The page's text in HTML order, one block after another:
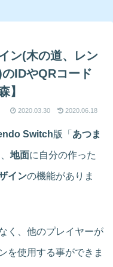
ン(木の道、レン
IDやQRコード
】
2020.03.30 2020.06.18
Switch版「 あつま
地面に自分の作った
インの機能がありま
く、他のプレイヤーが
を使用する事ができま